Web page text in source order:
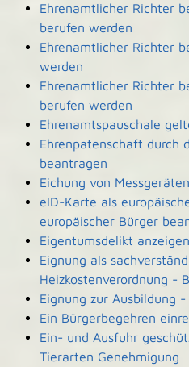
Ehrenamtlicher Richter
berufen werden
Ehrenamtlicher Richter
werden
Ehrenamtlicher Richter
berufen werden
Ehrenamtspauschale
Ehrenpatenschaft durch
beantragen
Eichung von
eID-Karte als
europäischer Bürger
Eigentumsdelikt anzeigen
Eignung als
Heizkostenverordnung -
Eignung zur Ausbildung
Ein Bürgerbegehren
Ein- und Ausfuhr
Tierarten Genehmigung